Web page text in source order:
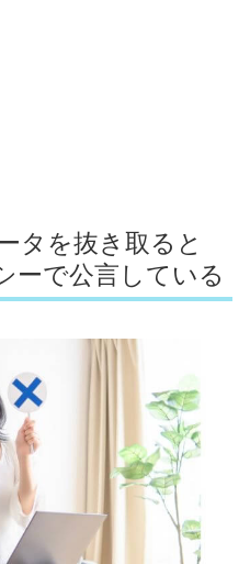
タを抜き取ると
ーで公言している